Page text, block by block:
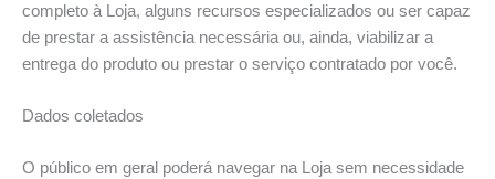
completo à Loja, alguns recursos especializados ou ser capaz
de prestar a assistência necessária ou, ainda, viabilizar a
entrega do produto ou prestar o serviço contratado por você.
Dados coletados
O público em geral poderá navegar na Loja sem necessidade